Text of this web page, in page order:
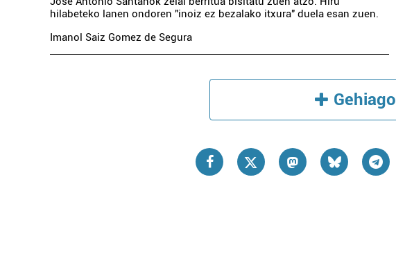
hilabeteko lanen ondoren "inoiz ez bezalako itxura" duela esan zuen.
Imanol Saiz Gomez de Segura
Gehiago